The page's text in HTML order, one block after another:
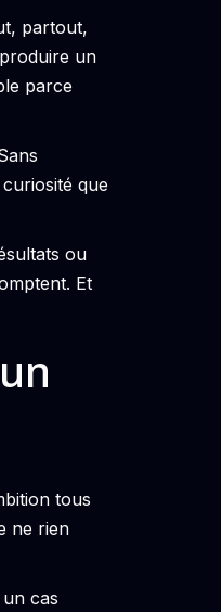
partout,
un
parce
que
ou
Et
tous
ne rien
cas